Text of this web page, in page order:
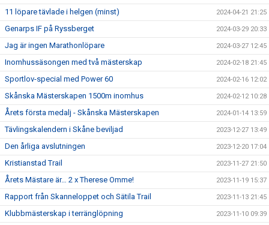
11 löpare tävlade i helgen (minst) 2024-04-21 21:25
Genarps IF på Ryssberget 2024-03-29 20:33
Jag är ingen Marathonlöpare 2024-03-27 12:45
Inomhussäsongen med två mästerskap 2024-02-18 21:45
Sportlov-special med Power 60 2024-02-16 12:02
Skånska Mästerskapen 1500m inomhus 2024-02-12 10:28
Årets första medalj - Skånska Mästerskapen 2024-01-14 13:59
Tävlingskalendern i Skåne beviljad 2023-12-27 13:49
Den årliga avslutningen 2023-12-20 17:04
Kristianstad Trail 2023-11-27 21:50
Årets Mästare är… 2 x Therese Omme! 2023-11-19 15:37
Rapport från Skanneloppet och Sätila Trail 2023-11-13 21:45
Klubbmästerskap i terränglöpning 2023-11-10 09:39